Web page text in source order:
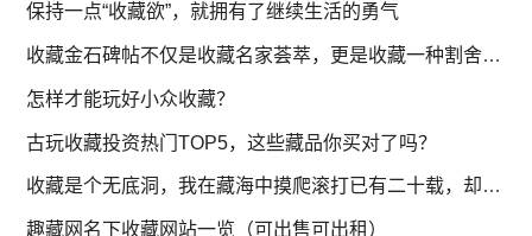
保持一点“收藏欲”，就拥有了继续生活的勇气
收藏金石碑帖不仅是收藏名家荟萃，更是收藏一种割舍不断的情怀
怎样才能玩好小众收藏？
古玩收藏投资热门TOP5，这些藏品你买对了吗？
收藏是个无底洞，我在藏海中摸爬滚打已有二十载，却感觉仍在海边
趣藏网名下收藏网站一览（可出售可出租）